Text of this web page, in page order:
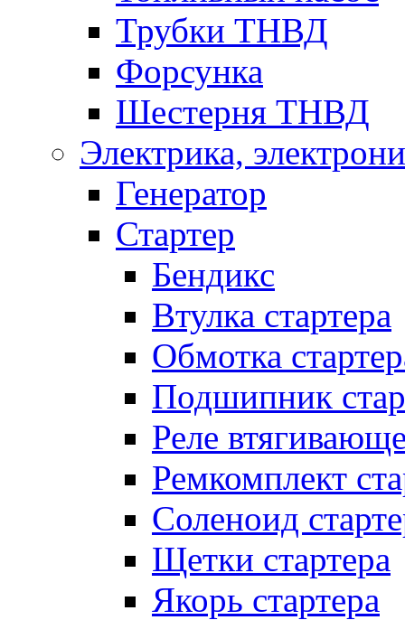
Трубки ТНВД
Форсунка
Шестерня ТНВД
Электрика,
Генератор
Стартер
Бендикс
Втулка стартера
Обмотка
Подшипник
Реле
Ремкомплект
Соленоид
Щетки стартера
Якорь стартера